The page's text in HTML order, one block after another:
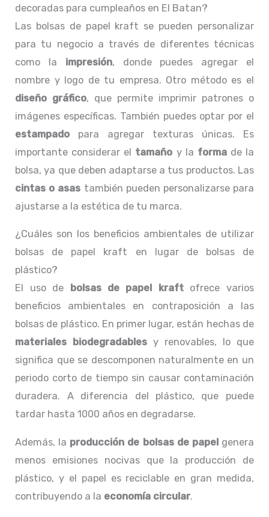
decoradas para cumpleaños en El Batan?
Las bolsas de papel kraft se pueden personalizar
para tu negocio a través de diferentes técnicas
como la impresión, donde puedes agregar el
nombre y logo de tu empresa. Otro método es el
diseño gráfico, que permite imprimir patrones o
imágenes específicas. También puedes optar por el
estampado para agregar texturas únicas. Es
importante considerar el tamaño y la formade la
bolsa, ya que deben adaptarse a tus productos. Las
cintas o asas también pueden personalizarse para
ajustarse a la estética de tu marca.
¿Cuáles son los beneficios ambientales de utilizar
bolsas de papel kraft en lugar de bolsas de
plástico?
El uso de bolsas de papel kraftofrece varios
beneficios ambientales en contraposición a las
bolsas de plástico. En primer lugar, están hechas de
materiales biodegradables y renovables, lo que
significa que se descomponen naturalmente en un
periodo corto de tiempo sin causar contaminación
duradera. A diferencia del plástico, que puede
tardar hasta 1000 años en degradarse.
Además, la producción de bolsas de papelgenera
menos emisiones nocivas que la producción de
plástico, y el papel es reciclable en gran medida,
contribuyendo a la economía circular.